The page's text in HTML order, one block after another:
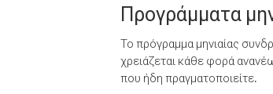
Προγράμματα
Το πρόγραμμα μηνιαίας
χρειάζεται κάθε φορά
που ήδη πραγματοποιείτε.